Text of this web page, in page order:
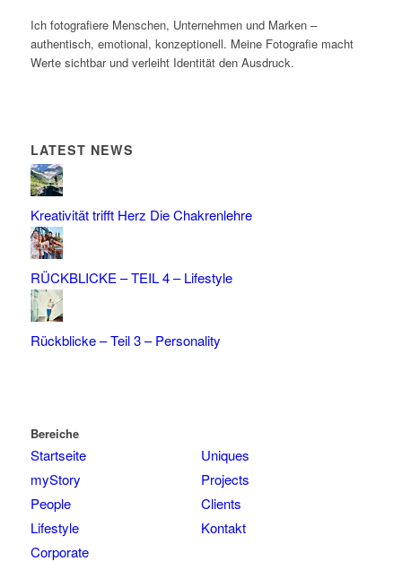
Ich fotografiere Menschen, Unternehmen und Marken –
authentisch, emotional, konzeptionell. Meine Fotografie macht
Werte sichtbar und verleiht Identität den Ausdruck.
LATEST NEWS
Kreativität trifft Herz Die Chakrenlehre
RÜCKBLICKE – TEIL 4 – Lifestyle
Rückblicke – Teil 3 – Personality
Bereiche
Startseite
myStory
People
Lifestyle
Corporate
Uniques
Projects
Clients
Kontakt